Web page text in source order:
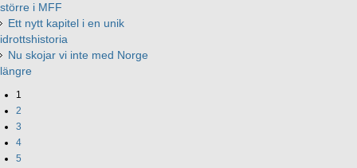
större i MFF
Ett nytt kapitel i en unik
idrottshistoria
Nu skojar vi inte med Norge
längre
1
2
3
4
5